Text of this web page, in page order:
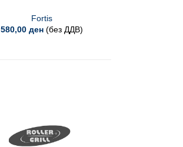
Fortis
580,00 ден (без ДДВ)